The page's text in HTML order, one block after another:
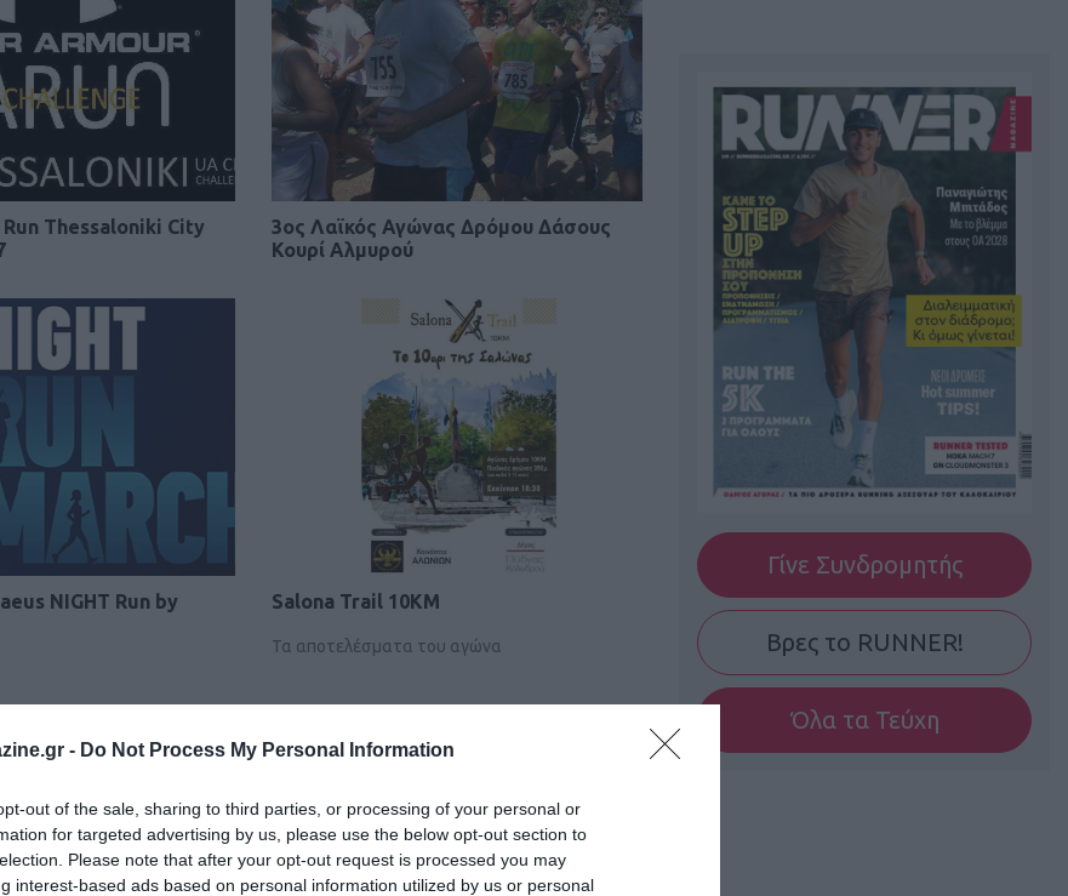
- Do Not Process My Personal Information
out of the sale, sharing to third parties, or processing of your personal or
for targeted advertising by us, please use the below opt-out section to
Please note that after your opt-out request is processed you may
interest-based ads based on personal information utilized by us or personal
Thessaloniki City
3ος Λαϊκός Αγώνας Δρόμου Δάσους
Κουρί Αλμυρού
NIGHT Run by
Salona Trail 10KM
Τα αποτελέσματα του αγώνα
Γίνε Συνδρομητής
Βρες το RUNNER!
Όλα τα Τεύχη